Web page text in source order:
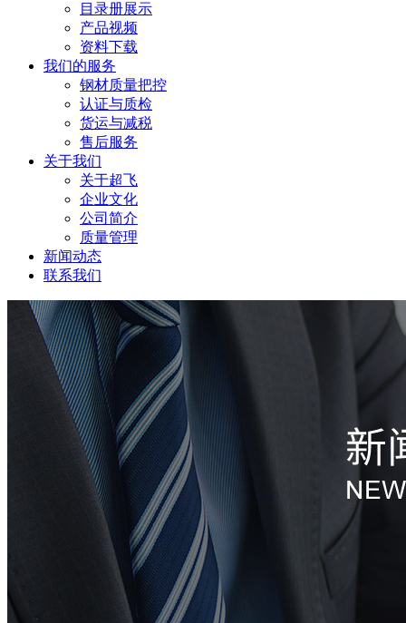
目录册展示
产品视频
资料下载
我们的服务
钢材质量把控
认证与质检
货运与减税
售后服务
关于我们
关于超飞
企业文化
公司简介
质量管理
新闻动态
联系我们